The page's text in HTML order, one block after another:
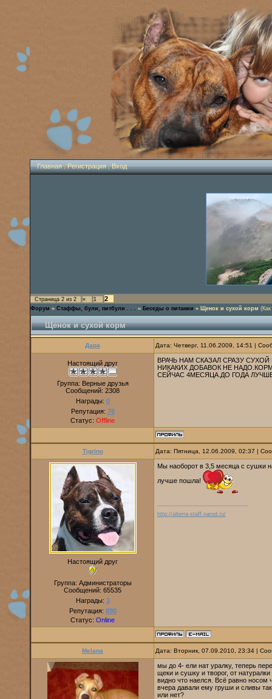
Главная|Регистрация|Вход
Страница 2 из 2 « 1 2
Форум » Стаффы, були, питбули . . . » Беседы о питании » Щенок и сухой корм
Щенок и сухой корм
Дара Дата: Четверг, 11.06.2009, 14:51 |
Настоящий друг
Группа: Верные друзья
Сообщений: 2308
Награды: 0
Репутация: 76
Статус: Offline
ВРАЧЬ НАМ СКАЗАЛ СРАЗУ
НИКАКИХ ДОБАВОК НЕ
СЕЙЧАС 4МЕСЯЦА.ДО ГОДА
Tigrino Дата: Пятница, 12.06.2009, 02:37 |
Настоящий друг
Группа: Администраторы
Сообщений: 65535
Награды: 3
Репутация: 890
Статус: Online
Мы наоборот в 3,5 месяца с сушки
лучше пошла!
http://alterra-staff.narod.ru/
Melana Дата: Вторник, 07.09.2010, 23:34 |
мы до 4- ели нат уралку, теперь
щеки и сушку и творог, от
видно что наелся. Всё равно носом
вчера давали ему груши и сливы
или нет?